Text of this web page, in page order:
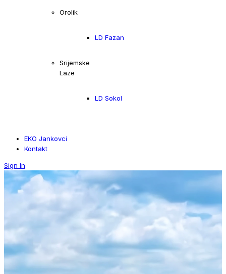
Orolik
LD Fazan
Srijemske
Laze
LD Sokol
EKO Jankovci
Kontakt
Sign In